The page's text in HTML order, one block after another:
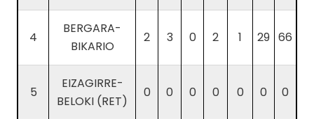
4
BERGARA-
BIKARIO
2 3 0 2 1 29 66
5
EIZAGIRRE-
BELOKI (RET)
0 0 0 0 0 0 0